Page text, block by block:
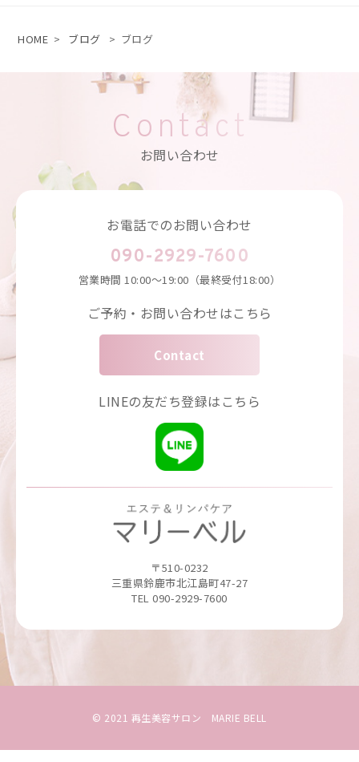
HOME > ブログ > ブログ
Contact
お問い合わせ
お電話でのお問い合わせ
090-2929-7600
営業時間 10:00～19:00（最終受付18:00）
ご予約・お問い合わせはこちら
Contact
LINEの友だち登録はこちら
〒510-0232
三重県鈴鹿市北江島町47-27
TEL 090-2929-7600
© 2021 再生美容サロン MARIE BELL